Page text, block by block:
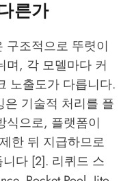
른가
구조적으로 뚜렷이
며, 각 모델마다 커
노출도가 다릅니다.
은 기술적 처리를 플
식으로, 플랫폼이
한 뒤 지급하므로
다 [2]. 리퀴드 스